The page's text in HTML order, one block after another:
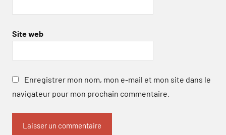
Site web
Enregistrer mon nom, mon e-mail et mon site dans le
navigateur pour mon prochain commentaire.